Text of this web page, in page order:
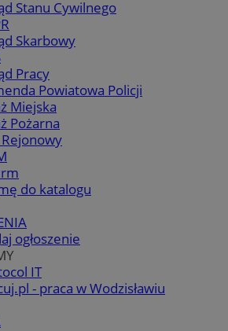
Stanu Cywilnego
Skarbowy
Pracy
Powiatowa Policji
Miejska
Pożarna
Rejonowy
do katalogu
ogłoszenie
IT
- praca w Wodzisławiu